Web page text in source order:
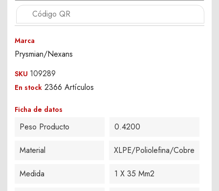
Código QR
Marca
Prysmian/Nexans
SKU 109289
En stock 2366 Artículos
Ficha de datos
Peso Producto 0.4200
Material XLPE/Poliolefina/Cobre
Medida 1 X 35 Mm2